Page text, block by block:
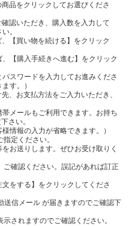
品をクリックしてお選びくださ
認いただき、購入数を入力して
。
【買い物を続ける】をクリック
入手続きへ進む】をクリック
ワードを入力してお進みくださ
す。）
、お支払方法をご入力いただき、
ルもご利用できます。お持ち
さい。
報の入力が省略できます。）
定ください。
りします。ぜひお受け取りく
確認ください。誤記があれば訂正
る】をクリックしてくださ
メール が届きますのでご確認下
されますのでご確認ください。